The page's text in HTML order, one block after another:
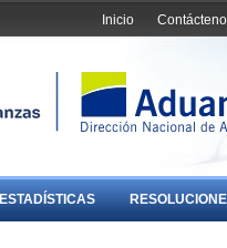
Inicio
ESTADÍSTICAS